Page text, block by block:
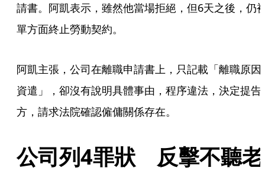
請書。阿凱表示，雖然他當場拒絕，但6天之後，仍
單方面終止勞動契約。
阿凱主張，公司在離職申請書上，只記載「離職原因
資遣」，卻沒有說明具體事由，程序違法，決定提告
方，請求法院確認僱傭關係存在。
公司列4罪狀　反擊不聽老